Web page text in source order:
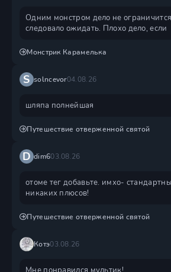
Одним монстром дело не
следовало ожидать. Плохо дело, если
Монстрик Карамелька
S solncevor04.08.26
шляпа полнейшая
Путешествие отверженной святой
D dim603.08.26
отоме тег добавьте. имхо- стандартные бабские сопли.
никаких плюсов!
Путешествие отверженной святой
Котэ03.08.26